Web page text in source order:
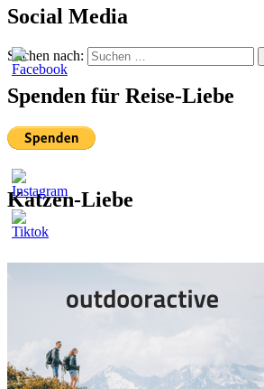
Social Media
Suchen nach:
Spenden für Reise-Liebe
Katzen-Liebe